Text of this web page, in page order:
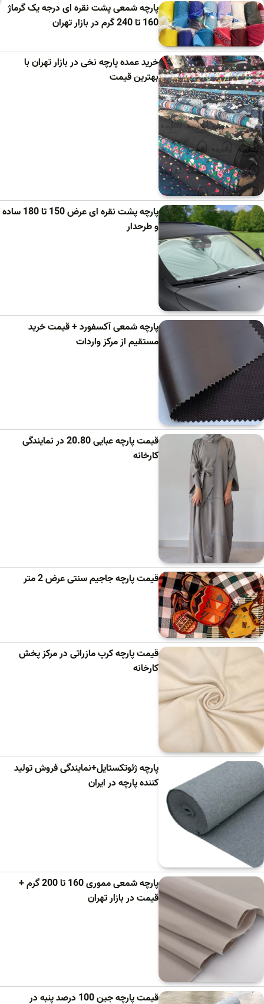
پارچه شمعی پشت نقره ای درجه یک گرماژ
160 تا 240 گرم در بازار تهران
خرید عمده پارچه نخی در بازار تهران با
بهترین قیمت
پارچه پشت نقره ای عرض 150 تا 180 ساده
و طرحدار
پارچه شمعی آکسفورد + قیمت خرید
مستقیم از مرکز واردات
قیمت پارچه عبایی 20.80 در نمایندگی
کارخانه
قیمت پارچه جاجیم سنتی عرض 2 متر
قیمت پارچه کرپ مازراتی در مرکز پخش
کارخانه
پارچه ژئوتکستایل+نمایندگی فروش تولید
کننده پارچه در ایران
پارچه شمعی مموری 160 تا 200 گرم +
قیمت در بازار تهران
قیمت پارچه جین 100 درصد پنبه در